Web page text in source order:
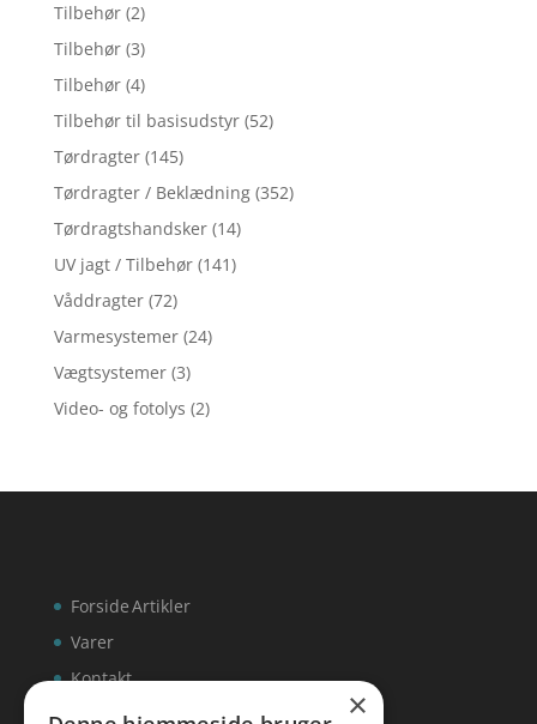
Tilbehør (2)
Tilbehør (3)
Tilbehør (4)
Tilbehør til basisudstyr (52)
Tørdragter (145)
Tørdragter / Beklædning (352)
Tørdragtshandsker (14)
UV jagt / Tilbehør (141)
Våddragter (72)
Varmesystemer (24)
Vægtsystemer (3)
Video- og fotolys (2)
Forside
Varer
Kontakt
Artikler
×